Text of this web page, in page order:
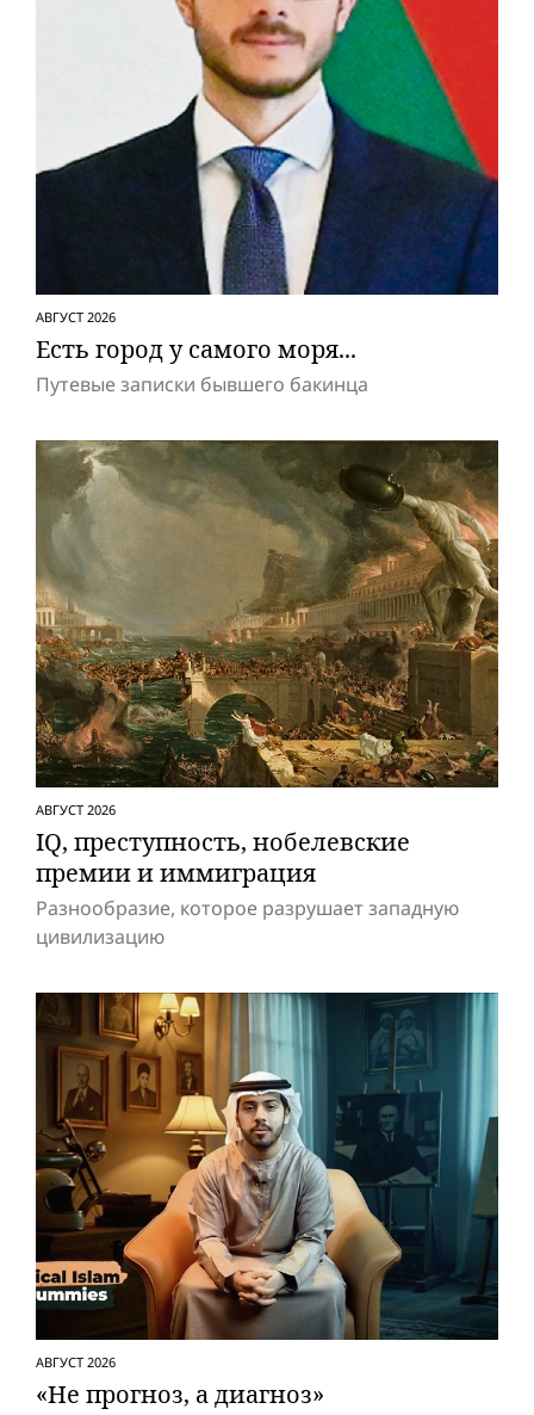
АВГУСТ 2026
Есть город у самого моря...
Путевые записки бывшего бакинца
АВГУСТ 2026
IQ, преступность, нобелевские
премии и иммиграция
Разнообразие, которое разрушает западную
цивилизацию
АВГУСТ 2026
«Не прогноз, а диагноз»